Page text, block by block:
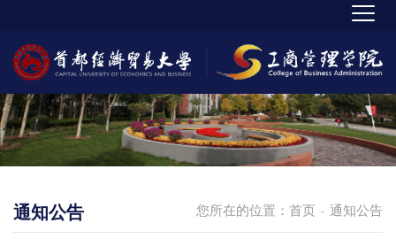
您所在的位置： 首页 - 通知公告
通知公告